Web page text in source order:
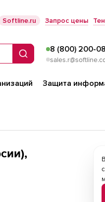
Softline.ru Запрос цены
Поиск
8 (800) 200-
Защита